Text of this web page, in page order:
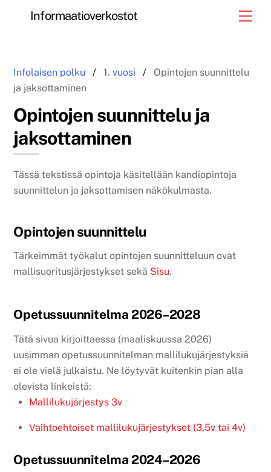
Informaatioverkostot
Infolaisen polku 1. vuosi
Opintojen suunnittelu
ja jaksottaminen
Opintojen suunnittelu ja
jaksottaminen
Tässä tekstissä opintoja käsitellään kandiopintoja
suunnittelun ja jaksottamisen näkökulmasta.
Opintojen suunnittelu
Tärkeimmät työkalut opintojen suunnitteluun ovat
mallisuoritusjärjestykset sekä Sisu.
Opetussuunnitelma 2026–2028
Tätä sivua kirjoittaessa (maaliskuussa 2026)
uusimman opetussuunnitelman mallilukujärjestyksiä
ei ole vielä julkaistu. Ne löytyvät kuitenkin pian alla
olevista linkeistä:
Mallilukujärjestys 3v
Vaihtoehtoiset mallilukujärjestykset (3,5v tai 4v)
Opetussuunnitelma 2024–2026